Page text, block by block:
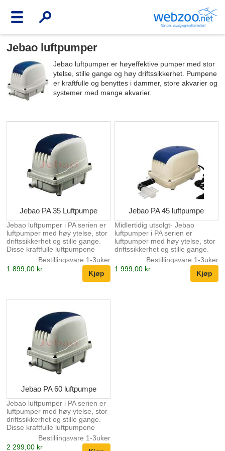
Jebao luftpumper
Jebao luftpumper er høyeffektive pumper med stor
ytelse, stille gange og høy driftssikkerhet. Pumpene
er kraftfulle og benyttes i dammer, store akvarier og
systemer med mange akvarier.
Jebao PA 35 Luftpumpe
Jebao luftpumper i PA serien er
luftpumper med høy ytelse, stor
driftssikkerhet og stille gange.
Disse kraftfulle luftpumpene
benyttes til dammer,
akvarieanlegg og store akvarier.
Høy ytelse 35 liter luft pr.
min./2100 liter pr. time Stille
uttak Vekt 2,7kg
Bestillingsvare 1-3uker
1 899,00 kr
Jebao PA 45 luftpumpe
Midlertidig utsolgt- Jebao
luftpumper i PA serien er
luftpumper med høy ytelse, stor
driftssikkerhet og stille gange.
Disse kraftfulle luftpumpene
benyttes til dammer,
akvarieanlegg og store akvarier.
Høy ytelse 45 liter luft pr.
Bestillingsvare 1-3uker
1 999,00 kr
Jebao PA 60 luftpumpe
Jebao luftpumper i PA serien er
luftpumper med høy ytelse, stor
driftssikkerhet og stille gange.
Disse kraftfulle luftpumpene
benyttes til dammer,
akvarieanlegg og store akvarier.
Bestillingsvare 1-3uker
2 299,00 kr